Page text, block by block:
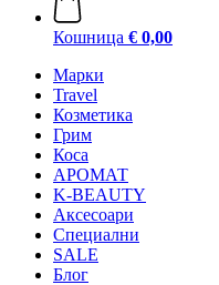
Кошница € 0,00
Mарки
Travel
Козметика
Грим
Коса
АРОМАТ
K-BEAUTY
Аксесоари
Специални
SALE
Блог